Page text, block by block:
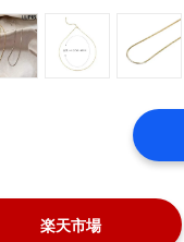
楽天市場